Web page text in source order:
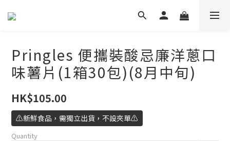
Pringles 便攜裝酸忌廉洋蔥口
味薯片(1箱30包)(8月中旬)
HK$105.00
⚠️新鮮食品，需獨立出貨，不設夾單⚠️
Quantity